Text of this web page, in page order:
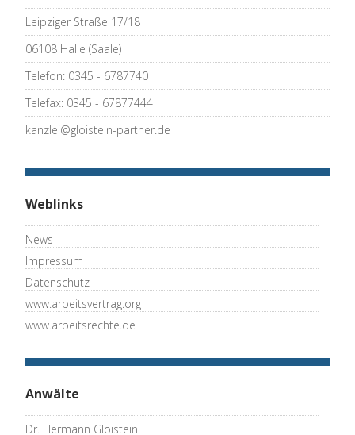
Leipziger Straße 17/18
06108 Halle (Saale)
Telefon: 0345 - 6787740
Telefax: 0345 - 67877444
kanzlei@gloistein-partner.de
Weblinks
News
Impressum
Datenschutz
www.arbeitsvertrag.org
www.arbeitsrechte.de
Anwälte
Dr. Hermann Gloistein